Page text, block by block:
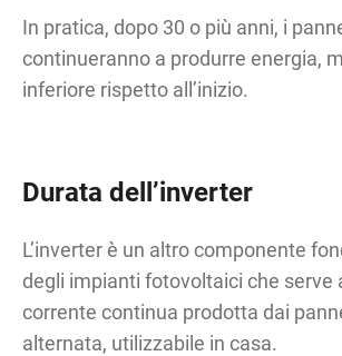
In pratica, dopo 30 o più anni, i
continueranno a produrre energia,
inferiore rispetto all’inizio.
Durata dell’inverter
L’inverter è un altro componente
degli impianti fotovoltaici che serve
corrente continua prodotta dai
alternata, utilizzabile in casa.